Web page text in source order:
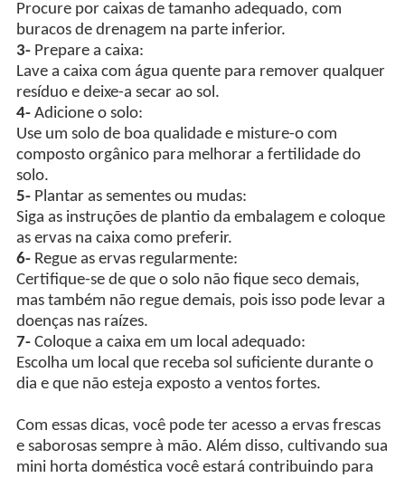
Procure por caixas de tamanho adequado, com
buracos de drenagem na parte inferior.
3-Prepare a caixa:
Lave a caixa com água quente para remover qualquer
resíduo e deixe-a secar ao sol.
4-Adicione o solo:
Use um solo de boa qualidade e misture-o com
composto orgânico para melhorar a fertilidade do
solo.
5-Plantar as sementes ou mudas:
Siga as instruções de plantio da embalagem e coloque
as ervas na caixa como preferir.
6-Regue as ervas regularmente:
Certifique-se de que o solo não fique seco demais,
mas também não regue demais, pois isso pode levar a
doenças nas raízes.
7-Coloque a caixa em um local adequado:
Escolha um local que receba sol suficiente durante o
dia e que não esteja exposto a ventos fortes.
Com essas dicas, você pode ter acesso a ervas frescas
e saborosas sempre à mão. Além disso, cultivando sua
mini horta doméstica você estará contribuindo para